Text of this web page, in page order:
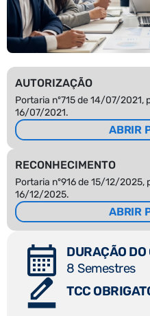
AUTORIZAÇÃO
Portaria nº715 de 14/07/2021,
16/07/2021.
ABRIR
RECONHECIMENTO
Portaria nº916 de 15/12/2025,
16/12/2025.
ABRIR
DURAÇÃO DO
8 Semestres
TCC